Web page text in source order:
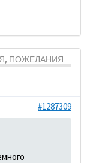
ПОЖЕЛАНИЯ
#1287309